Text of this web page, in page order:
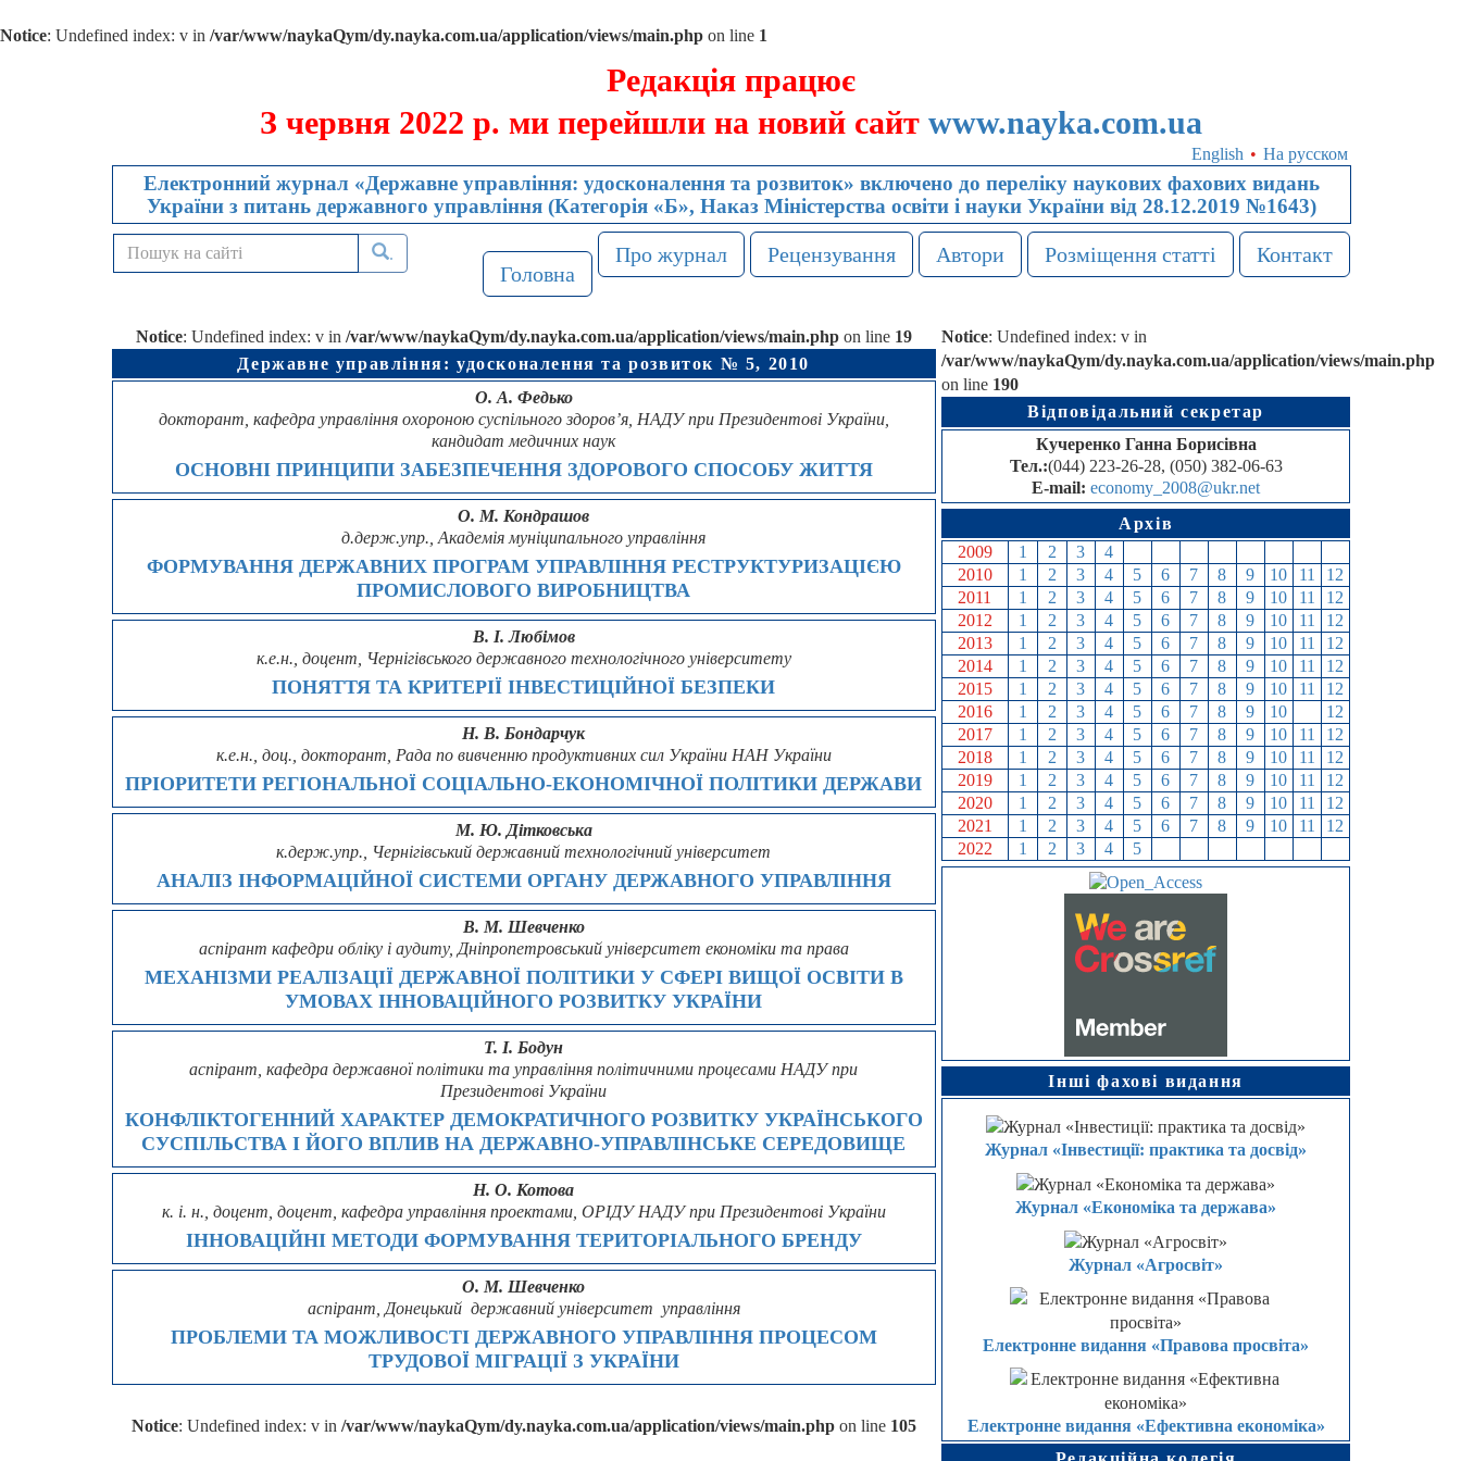
Notice: Undefined index: v in /var/www/naykaQym/dy.nayka.com.ua/application/views/main.php on line 1
Редакція працює
З червня 2022 р. ми перейшли на новий сайт www.nayka.com.ua
English • На русском
Електронний журнал «Державне управління: удосконалення та розвиток» включено до переліку наукових фахових видань
України з питань державного управління (Категорія «Б», Наказ Міністерства освіти і науки України від 28.12.2019 №1643)
.
Головна
Про журнал Рецензування Автори Розміщення статті Контакт
Notice: Undefined index: v in /var/www/naykaQym/dy.nayka.com.ua/application/views/main.phpon line 19
Державне управління: удосконалення та розвиток № 5, 2010
О. А. Федько
докторант, кафедра управління охороною суспільного здоров’я, НАДУ при Президентові України,
кандидат медичних наук
ОСНОВНІ ПРИНЦИПИ ЗАБЕЗПЕЧЕННЯ ЗДОРОВОГО СПОСОБУ ЖИТТЯ
О. М. Кондрашов
д.держ.упр., Академія муніципального управління
ФОРМУВАННЯ ДЕРЖАВНИХ ПРОГРАМ УПРАВЛІННЯ РЕСТРУКТУРИЗАЦІЄЮ
ПРОМИСЛОВОГО ВИРОБНИЦТВА
В. І. Любімов
к.е.н., доцент, Чернігівського державного технологічного університету
ПОНЯТТЯ ТА КРИТЕРІЇ ІНВЕСТИЦІЙНОЇ БЕЗПЕКИ
Н. В. Бондарчук
к.е.н., доц., докторант, Рада по вивченню продуктивних сил України НАН України
ПРІОРИТЕТИ РЕГІОНАЛЬНОЇ СОЦІАЛЬНО-ЕКОНОМІЧНОЇ ПОЛІТИКИ ДЕРЖАВИ
М. Ю. Дітковська
к.держ.упр., Чернігівський державний технологічний університет
АНАЛІЗ ІНФОРМАЦІЙНОЇ СИСТЕМИ ОРГАНУ ДЕРЖАВНОГО УПРАВЛІННЯ
В. М. Шевченко
аспірант кафедри обліку і аудиту, Дніпропетровський університет економіки та права
МЕХАНІЗМИ РЕАЛІЗАЦІЇ ДЕРЖАВНОЇ ПОЛІТИКИ У СФЕРІ ВИЩОЇ ОСВІТИ В
УМОВАХ ІННОВАЦІЙНОГО РОЗВИТКУ УКРАЇНИ
Т. І. Бодун
аспірант, кафедра державної політики та управління політичними процесами НАДУ при
Президентові України
КОНФЛІКТОГЕННИЙ ХАРАКТЕР ДЕМОКРАТИЧНОГО РОЗВИТКУ УКРАЇНСЬКОГО
СУСПІЛЬСТВА І ЙОГО ВПЛИВ НА ДЕРЖАВНО-УПРАВЛІНСЬКЕ СЕРЕДОВИЩЕ
Н. О. Котова
к. і. н., доцент, доцент, кафедра управління проектами, ОРІДУ НАДУ при Президентові України
ІННОВАЦІЙНІ МЕТОДИ ФОРМУВАННЯ ТЕРИТОРІАЛЬНОГО БРЕНДУ
О. М. Шевченко
аспірант, Донецький державний університет управління
ПРОБЛЕМИ ТА МОЖЛИВОСТІ ДЕРЖАВНОГО УПРАВЛІННЯ ПРОЦЕСОМ
ТРУДОВОЇ МІГРАЦІЇ З УКРАЇНИ
Notice: Undefined index: v in /var/www/naykaQym/dy.nayka.com.ua/application/views/main.phpon line 105
Notice: Undefined index: v in
/var/www/naykaQym/dy.nayka.com.ua/application/views/main.php
on line 190
Відповідальний секретар
Кучеренко Ганна Борисівна
Тел.:(044) 223-26-28, (050) 382-06-63
E-mail:economy_2008@ukr.net
Архів
2009
1 2 3 4
2010
1 2 3 4 5 6 7 8 9 10 11
12
2011
1 2 3 4 5 6 7 8 9 10 11
12
2012
1 2 3 4 5 6 7 8 9 10 11
12
2013
1 2 3 4 5 6 7 8 9 10 11
12
2014
1 2 3 4 5 6 7 8 9 10 11
12
2015
1 2 3 4 5 6 7 8 9 10 11
12
2016
1 2 3 4 5 6 7 8 9 10
12
2017
1 2 3 4 5 6 7 8 9 10 11
12
2018
1 2 3 4 5 6 7 8 9 10 11
12
2019
1 2 3 4 5 6 7 8 9 10 11
12
2020
1 2 3 4 5 6 7 8 9 10 11
12
2021
1 2 3 4 5 6 7 8 9 10 11
12
2022
1 2 3 4 5
Інші фахові видання
Журнал «Інвестиції: практика та досвід»
Журнал «Економіка та держава»
Журнал «Агросвіт»
Електронне видання «Правова просвіта»
Електронне видання «Ефективна економіка»